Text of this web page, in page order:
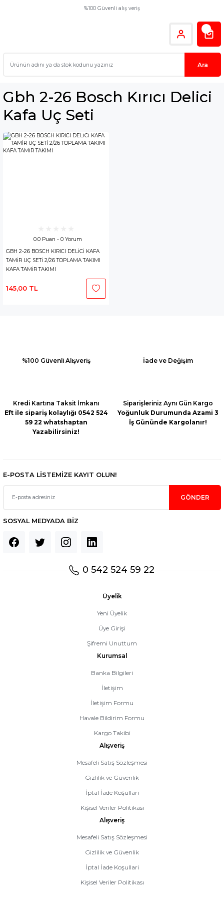
%100 Güvenli alış veriş
Ara
Gbh 2-26 Bosch Kırıcı Delici
Kafa Uç Seti
0.0 Puan - 0 Yorum
GBH 2-26 BOSCH KIRICI DELİCİ KAFA
TAMİR UÇ SETİ 2/26 TOPLAMA TAKIMI
KAFA TAMİR TAKIMI
145,00 TL
%100 Güvenli Alışveriş İade ve Değişim
Kredi Kartına Taksit İmkanı
Eft ile sipariş kolaylığı 0542 524
59 22 whatshaptan
Yazabilirsiniz!
Siparişleriniz Aynı Gün Kargo
Yoğunluk Durumunda Azami 3
İş Gününde Kargolanır!
E-POSTA LİSTEMİZE KAYIT OLUN!
GÖNDER
SOSYAL MEDYADA BİZ
0 542 524 59 22
Üyelik
Yeni Üyelik
Üye Girişi
Şifremi Unuttum
Kurumsal
Banka Bilgileri
İletişim
İletişim Formu
Havale Bildirim Formu
Kargo Takibi
Alışveriş
Mesafeli Satış Sözleşmesi
Gizlilik ve Güvenlik
İptal İade Koşullari
Kişisel Veriler Politikası
Alışveriş
Mesafeli Satış Sözleşmesi
Gizlilik ve Güvenlik
İptal İade Koşullari
Kişisel Veriler Politikası